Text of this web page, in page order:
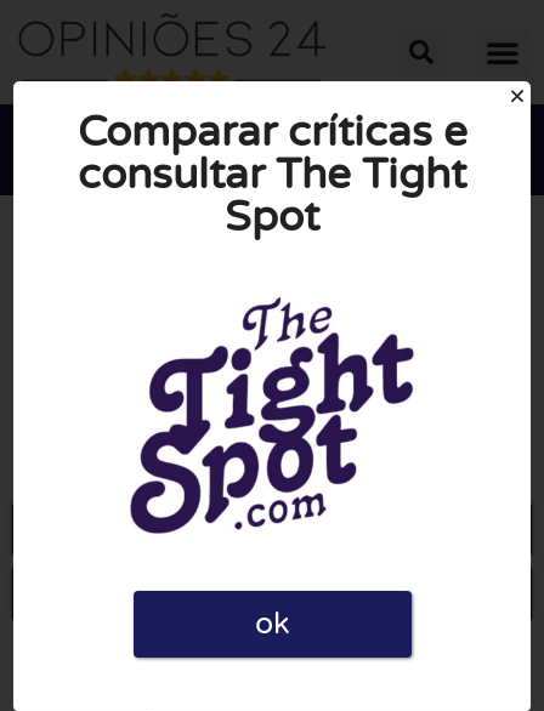
  
NOTA MÉDIA: 10/10
(0 Opiniões)
Ir para Thetightspot.com
Escrever uma opinião
Todas as opiniões
Comparar críticas e
consultar The Tight
Spot
ok